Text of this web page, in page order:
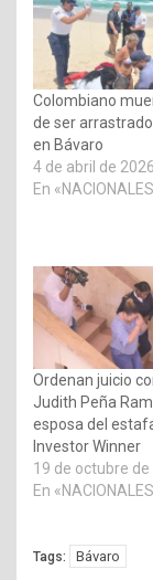
Colombiano
de ser
en Bávaro
4 de abril de 2026
En
Ordenan juicio
Judith Peña
esposa del
Investor Winner
19 de octubre de
En
Tags: Bávaro